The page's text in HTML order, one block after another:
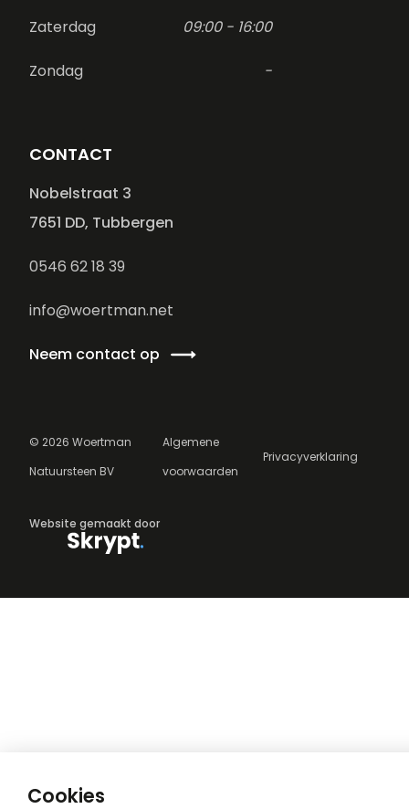
Zaterdag 09:00 - 16:00
Zondag -
CONTACT
Nobelstraat 3
7651 DD, Tubbergen
0546 62 18 39
info@woertman.net
Neem contact op
© 2026 Woertman
Natuursteen BV
Algemene
voorwaarden
Privacyverklaring
Website gemaakt door
Cookies